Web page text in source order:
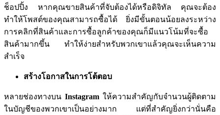
ช็อปปิ้ง
หากคุณขายสินค้าที่จับต้องได้หรือดิจิทัล
คุณจะต้อง
ทำให้โพสต์ของคุณสามารถซื้อได้
ยิ่งมีขั้นตอนน้อยลงระหว่าง
การคลิกที่สินค้าและการซื้อลูกค้าของคุณก็มีแนวโน้มที่จะซื้อ
สินค้ามากขึ้น
ทำให้ง่ายสำหรับพวกเขาแล้วคุณจะเห็นความ
สำเร็จ
สร้างโอกาสในการโต้ตอบ
หลายช่องทางบน Instagram ให้ความสำคัญกับจำนวนผู้ติดตาม
ในบัญชีของพวกเขาเป็นอย่างมาก
แต่ที่สำคัญยิ่งกว่านั่นคือ